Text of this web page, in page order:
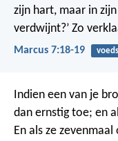
zijn hart, maar in
verdwijnt?’ Zo
Marcus 7:18-19
Indien een van je
dan ernstig toe; en
En als ze